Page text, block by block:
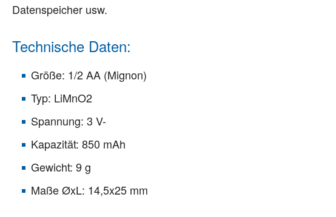
Datenspeicher usw.
Technische Daten:
Größe: 1/2 AA (Mignon)
Typ: LiMnO2
Spannung: 3 V-
Kapazität: 850 mAh
Gewicht: 9 g
Maße ØxL: 14,5x25 mm